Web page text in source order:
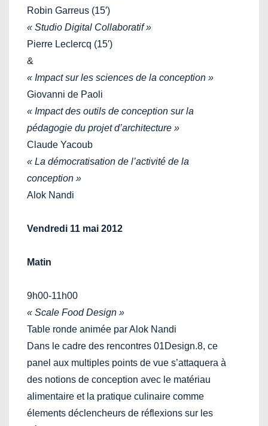
Robin Garreus (15′)
« Studio Digital Collaboratif »
Pierre Leclercq (15′)
&
« Impact sur les sciences de la conception »
Giovanni de Paoli
« Impact des outils de conception sur la
pédagogie du projet d’architecture »
Claude Yacoub
« La démocratisation de l’activité de la
conception »
Alok Nandi
Vendredi 11 mai 2012
Matin
9h00-11h00
« Scale Food Design »
Table ronde animée par Alok Nandi
Dans le cadre des rencontres 01Design.8, ce
panel aux multiples points de vue s’attaquera à
des notions de conception avec le matériau
alimentaire et la pratique culinaire comme
élements déclencheurs de réflexions sur les